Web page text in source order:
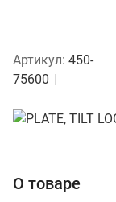
Артикул: 450-
75600
О товаре